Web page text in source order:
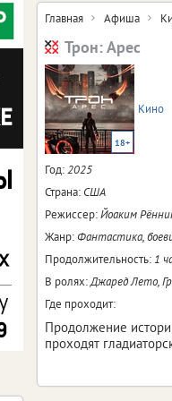
Главная Афиша
Трон: Арес
18+
Кино
Год:2025
Страна: США
Режиссер:Йоаким
Жанр:Фантастика,
Продолжительность: 1
В ролях:Джаред Лето,
Где проходит:
Продолжение
проходят